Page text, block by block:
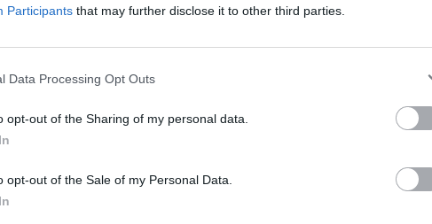
Participants that may further disclose it to other third parties.
Data Processing Opt Outs
opt-out of the Sharing of my personal data.
opt-out of the Sale of my Personal Data.
dangereuse, le non-respect du sens de
de qualifications possibles. Filmer en utilisant
une suspension de permis, en plus des
dangereuses
sur la route. La Police nationale alerte aussi sur